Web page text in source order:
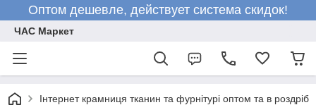
Оптом дешевле, действует система скидок!
ЧАС Маркет
Інтернет крамниця тканин та фурнітурі оптом та в роздріб